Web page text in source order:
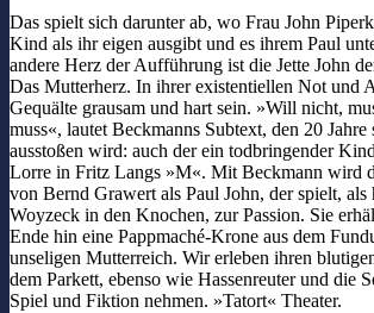
Das spielt sich darunter ab, wo Frau John
Kind als ihr eigen ausgibt und es ihrem Paul
andere Herz der Aufführung ist die Jette John
Das Mutterherz. In ihrer existentiellen Not und
Gequälte grausam und hart sein. »Will nicht,
muss«, lautet Beckmanns Subtext, den 20 Jahre
ausstoßen wird: auch der ein todbringender
Lorre in Fritz Langs »M«. Mit Beckmann wird
von Bernd Grawert als Paul John, der spielt, als
Woyzeck in den Knochen, zur Passion. Sie
Ende hin eine Pappmaché-Krone aus dem
unseligen Mutterreich. Wir erleben ihren
dem Parkett, ebenso wie Hassenreuter und die
Spiel und Fiktion nehmen. »Tatort« Theater.